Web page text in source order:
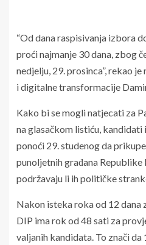
“Od dana raspisivanja izbora
proći najmanje 30 dana, zbog
nedjelju, 29. prosinca”, rekao
i digitalne transformacije
Kako bi se mogli natjecati za
na glasačkom listiću, kandidati
ponoći 29. studenog da
punoljetnih građana
podržavaju li ih političke
Nakon isteka roka od 12 dana
DIP ima rok od 48 sati za
valjanih kandidata. To znači da